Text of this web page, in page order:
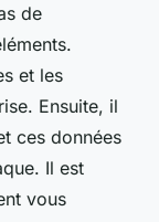
de
et les
Ensuite, il
ces données
Il est
vous